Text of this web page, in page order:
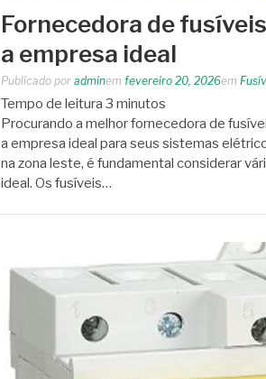
Fornecedora de
a empresa ideal
Publicado por adminem fevereiro 20, 2026em
Tempo de leitura 3 minutos
Procurando a melhor fornecedora de
a empresa ideal para seus sistemas
na zona leste, é fundamental considerar
ideal. Os fusíveis…